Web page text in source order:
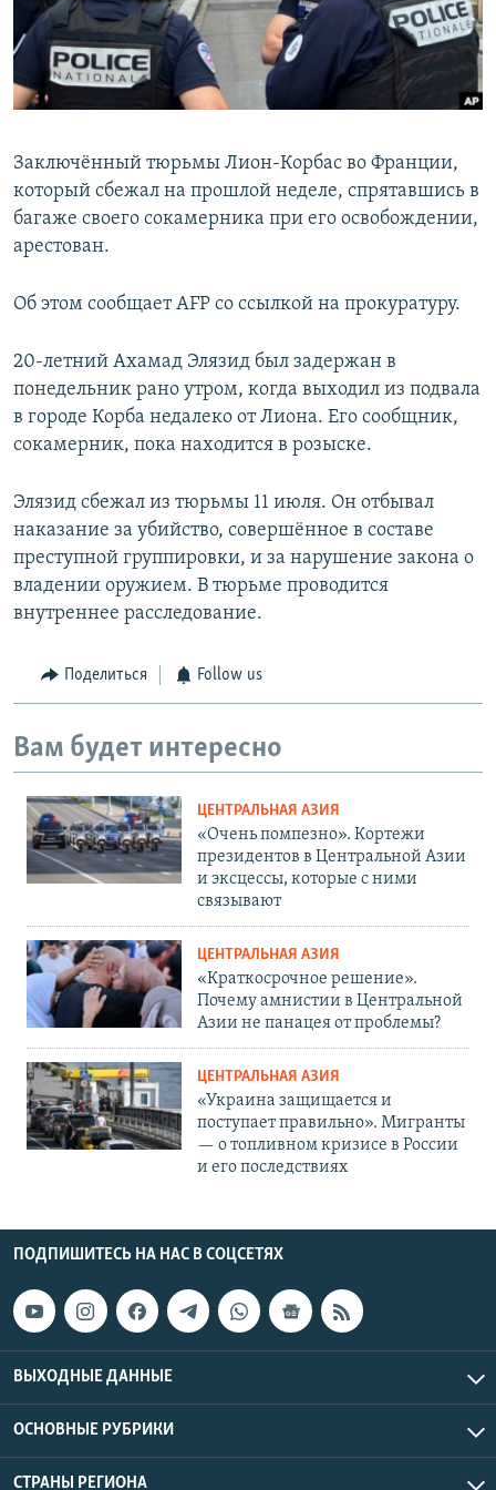
Заключённый тюрьмы Лион-Корбас во Франции,
который сбежал на прошлой неделе, спрятавшись в
багаже своего сокамерника при его освобождении,
арестован.
Об этом сообщает AFP со ссылкой на прокуратуру.
20-летний Ахамад Элязид был задержан в
понедельник рано утром, когда выходил из подвала
в городе Корба недалеко от Лиона. Его сообщник,
сокамерник, пока находится в розыске.
Элязид сбежал из тюрьмы 11 июля. Он отбывал
наказание за убийство, совершённое в составе
преступной группировки, и за нарушение закона о
владении оружием. В тюрьме проводится
внутреннее расследование.
Поделиться Follow us
Вам будет интересно
ЦЕНТРАЛЬНАЯ АЗИЯ
«Очень помпезно». Кортежи
президентов в Центральной Азии
и эксцессы, которые с ними
связывают
ЦЕНТРАЛЬНАЯ АЗИЯ
«Краткосрочное решение».
Почему амнистии в Центральной
Азии не панацея от проблемы?
ЦЕНТРАЛЬНАЯ АЗИЯ
«Украина защищается и
поступает правильно». Мигранты
— о топливном кризисе в России
и его последствиях
ПОДПИШИТЕСЬ НА НАС В СОЦСЕТЯХ
ВЫХОДНЫЕ ДАННЫЕ
ОСНОВНЫЕ РУБРИКИ
СТРАНЫ РЕГИОНА